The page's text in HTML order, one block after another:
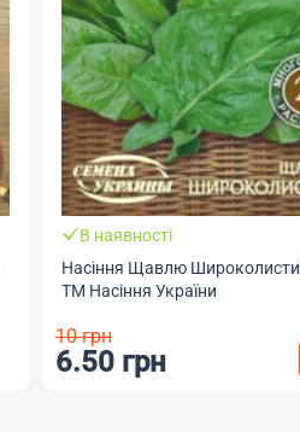
В наявності
Насіння Щавлю
ТМ Насіння України
10 грн
6.50 грн